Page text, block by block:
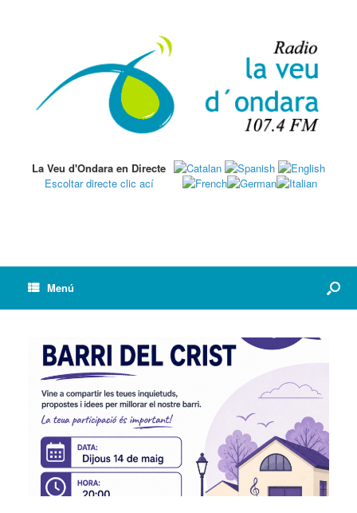
La Veu d'Ondara en Directe
Escoltar directe clic ací
Menú